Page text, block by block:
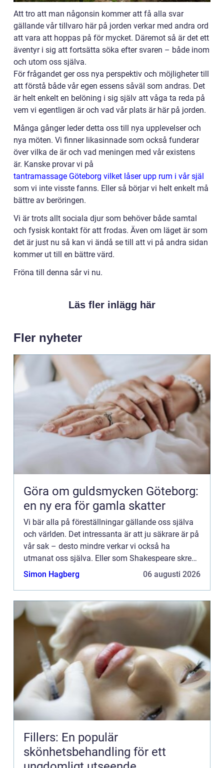
Att tro att man någonsin kommer att få alla svar
gällande vår tillvaro här på jorden verkar med andra ord
att vara att hoppas på för mycket. Däremot så är det ett
äventyr i sig att fortsätta söka efter svaren – både inom
och utom oss själva.
För frågandet ger oss nya perspektiv och möjligheter till
att förstå både vår egen essens såväl som andras. Det
är helt enkelt en belöning i sig själv att våga ta reda på
vem vi egentligen är och vad vår plats är här på jorden.
Många gånger leder detta oss till nya upplevelser och
nya möten. Vi finner likasinnade som också funderar
över vilka de är och vad meningen med vår existens
är. Kanske provar vi på
tantramassage Göteborg vilket låser upp rum i vår själ
som vi inte visste fanns. Eller så börjar vi helt enkelt må
bättre av beröringen.
Vi är trots allt sociala djur som behöver både samtal
och fysisk kontakt för att frodas. Även om läget är som
det är just nu så kan vi ändå se till att vi på andra sidan
kommer ut till en bättre värd.
Fröna till denna sår vi nu.
Läs fler inlägg här
Fler nyheter
Göra om guldsmycken Göteborg:
en ny era för gamla skatter
Vi bär alla på föreställningar gällande oss själva
och världen. Det intressanta är att ju säkrare är på
vår sak – desto mindre verkar vi också ha
utmanat oss själva. Eller som Shakespeare skrev
”Dåren ser sig själv som vis, medan den vise vet
Simon Hagberg 06 augusti 2026
Fillers: En populär
skönhetsbehandling för ett